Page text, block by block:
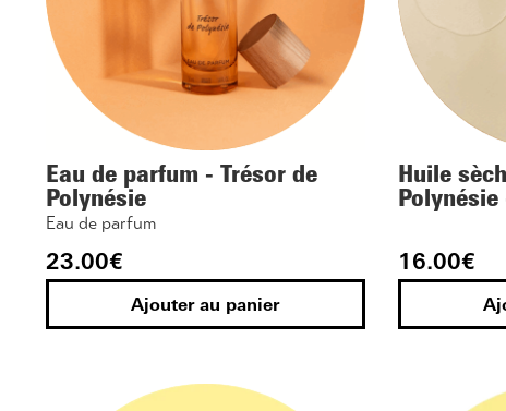
Eau de parfum - Trésor de
Polynésie
Eau de parfum
23.00€
Ajouter au panier
Huile
16.00€